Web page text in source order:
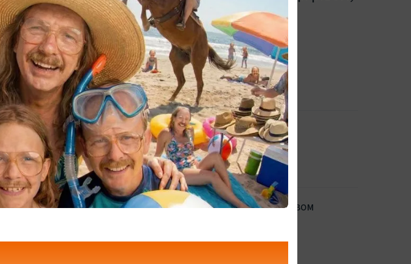
одноразові 40-45р
Під замовлення
₴89.00 UAH
КУПИТИ
ОПИС
Термостілки, самонагрівальні устілки, устілки з підігрівом